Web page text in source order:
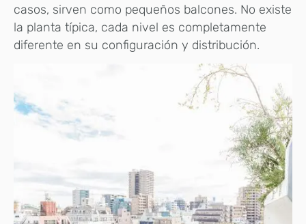
casos, sirven como pequeños balcones. No existe
la planta típica, cada nivel es completamente
diferente en su configuración y distribución.